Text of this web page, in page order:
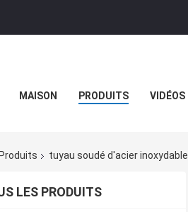
MAISON PRODUITS VIDÉOS
Produits tuyau soudé d'acier inoxydable
LES PRODUITS